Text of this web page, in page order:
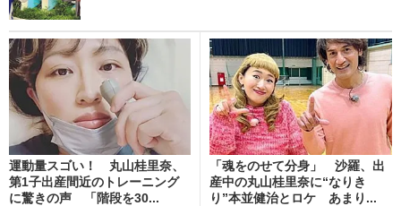
運動量スゴい！ 丸山桂里奈、
第1子出産間近のトレーニング
に驚きの声 「階段を30...
「魂をのせて分身」 沙羅、出
産中の丸山桂里奈に“なりき
り”本並健治とロケ あまり...